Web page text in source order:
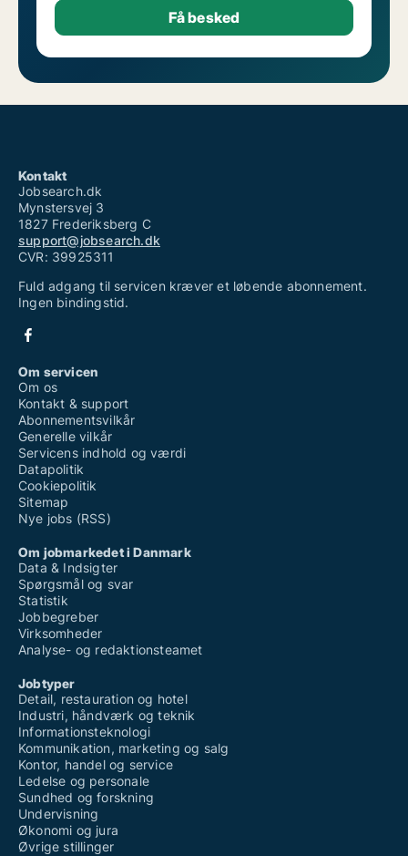
Kontakt
Jobsearch.dk
Mynstersvej 3
1827 Frederiksberg C
support@jobsearch.dk
CVR: 39925311
Fuld adgang til servicen kræver et løbende abonnement.
Ingen bindingstid.
Om servicen
Om os
Kontakt & support
Abonnementsvilkår
Generelle vilkår
Servicens indhold og værdi
Datapolitik
Cookiepolitik
Sitemap
Nye jobs (RSS)
Om jobmarkedet i Danmark
Data & Indsigter
Spørgsmål og svar
Statistik
Jobbegreber
Virksomheder
Analyse- og redaktionsteamet
Jobtyper
Detail, restauration og hotel
Industri, håndværk og teknik
Informationsteknologi
Kommunikation, marketing og salg
Kontor, handel og service
Ledelse og personale
Sundhed og forskning
Undervisning
Økonomi og jura
Øvrige stillinger